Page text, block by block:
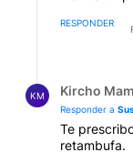
RESPONDER
KM Kircho
Responder a
Te
retambufa.